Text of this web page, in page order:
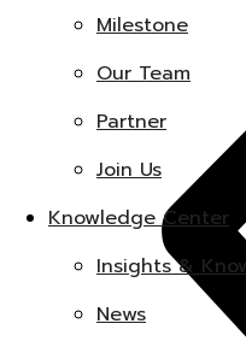
Milestone
Our Team
Partner
Join Us
Knowledge Center
Insights &
News